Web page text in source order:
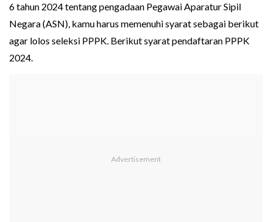
6 tahun 2024 tentang pengadaan Pegawai Aparatur Sipil
Negara (ASN), kamu harus memenuhi syarat sebagai berikut
agar lolos seleksi PPPK. Berikut syarat pendaftaran PPPK
2024.